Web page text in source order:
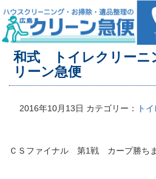
HOME > 和式 トイレクリーニング 広
和式 トイレクリー
リーン急便
2016年10月13日 カテゴリー： ト
ＣＳファイナル 第1戦 カープ勝ち